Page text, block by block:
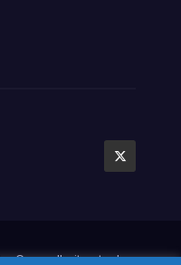
Gesundheitsratgeber